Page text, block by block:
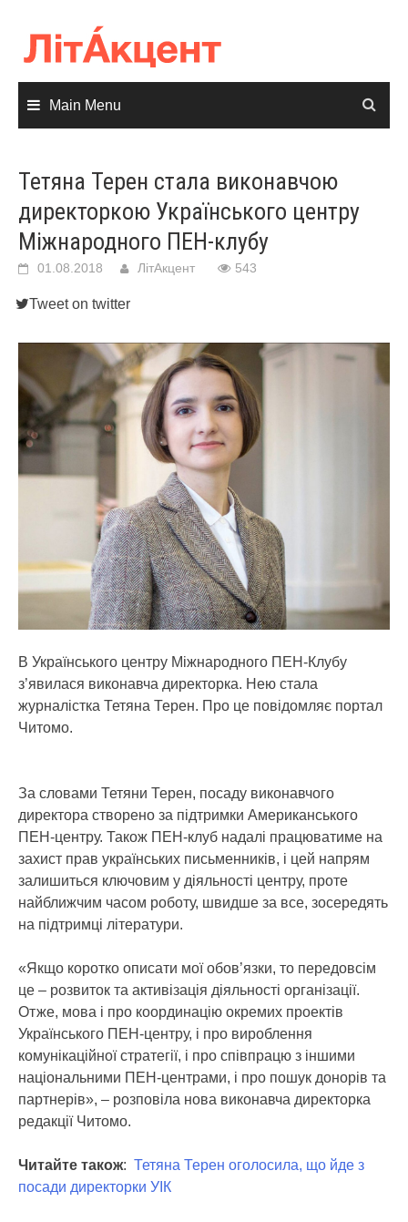
content
Main Menu
Тетяна Терен стала виконавчою
директоркою Українського центру
Міжнародного ПЕН-клубу
01.08.2018 ЛітАкцент 543
Tweet on twitter
В Українського центру Міжнародного ПЕН-Клубу
з’явилася виконавча директорка. Нею стала
журналістка Тетяна Терен. Про це повідомляє портал
Читомо.
За словами Тетяни Терен, посаду виконавчого
директора створено за підтримки Американського
ПЕН-центру. Також ПЕН-клуб надалі працюватиме на
захист прав українських письменників, і цей напрям
залишиться ключовим у діяльності центру, проте
найближчим часом роботу, швидше за все, зосередять
на підтримці літератури.
«Якщо коротко описати мої обов’язки, то передовсім
це – розвиток та активізація діяльності організації.
Отже, мова і про координацію окремих проектів
Українського ПЕН-центру, і про вироблення
комунікаційної стратегії, і про співпрацю з іншими
національними ПЕН-центрами, і про пошук донорів та
партнерів», – розповіла нова виконавча директорка
редакції Читомо.
Читайте також: Тетяна Терен оголосила, що йде з
посади директорки УІК